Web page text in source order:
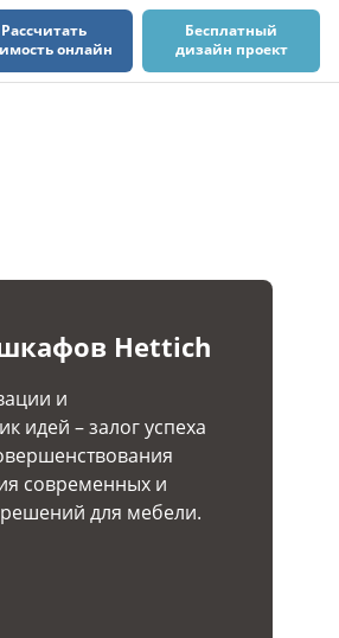
Рассчитать
онлайн
Бесплатный
дизайн проект
Hettich
и
идей – залог успеха
современных и
для мебели.